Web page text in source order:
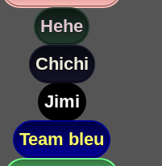
Hehe
Chichi
Jimi
Team bleu